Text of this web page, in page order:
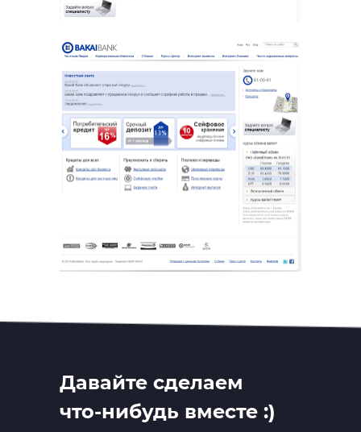
Давайте сделаем
что-нибудь вместе :)